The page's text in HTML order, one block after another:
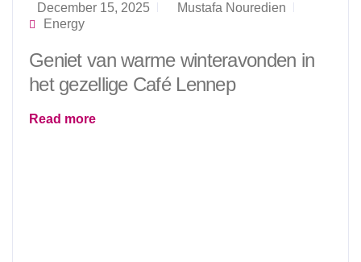
December 15, 2025
Mustafa Nouredien
Energy
Geniet van warme winteravonden in
het gezellige Café Lennep
Read more